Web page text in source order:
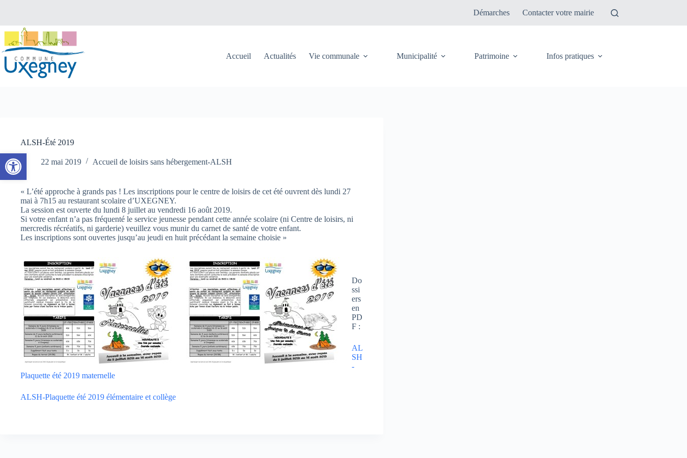
Ouvrir la barre d’outils
Démarches Contacter votre mairie
Accueil Actualités Vie communale Municipalité Patrimoine Infos pratiques
ALSH-Été 2019
22 mai 2019 Accueil de loisirs sans hébergement-ALSH
« L’été approche à grands pas ! Les inscriptions pour le centre de loisirs de cet été ouvrent dès lundi 27
mai à 7h15 au restaurant scolaire d’UXEGNEY.
La session est ouverte du lundi 8 juillet au vendredi 16 août 2019.
Si votre enfant n’a pas fréquenté le service jeunesse pendant cette année scolaire (ni Centre de loisirs, ni
mercredis récréatifs, ni garderie) veuillez vous munir du carnet de santé de votre enfant.
Les inscriptions sont ouvertes jusqu’au jeudi en huit précédant la semaine choisie »
Do
ssi
ers
en
PD
F :
AL
SH
-
Plaquette été 2019 maternelle
ALSH-Plaquette été 2019 élémentaire et collège